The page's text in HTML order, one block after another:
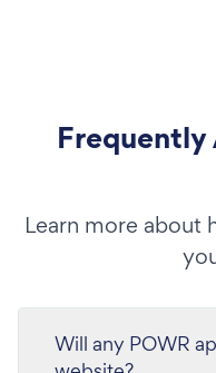
Frequently
Learn more about
Will any POWR